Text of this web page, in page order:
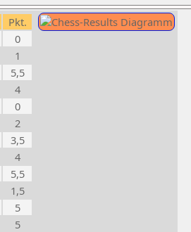
Pkt.
0
1
5,5
4
0
2
3,5
4
5,5
1,5
5
5